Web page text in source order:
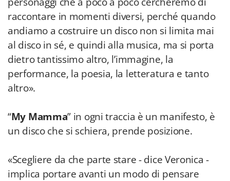
raccontare in momenti diversi, perché quando
andiamo a costruire un disco non si limita mai
al disco in sé, e quindi alla musica, ma si porta
dietro tantissimo altro, l’immagine, la
performance, la poesia, la letteratura e tanto
altro».
“My Mamma” in ogni traccia è un manifesto, è
un disco che si schiera, prende posizione.
«Scegliere da che parte stare - dice Veronica -
implica portare avanti un modo di pensare